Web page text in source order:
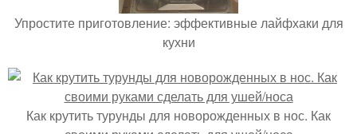
Упростите приготовление: эффективные лайфхаки для
кухни
Как крутить турунды для новорожденных в нос. Как